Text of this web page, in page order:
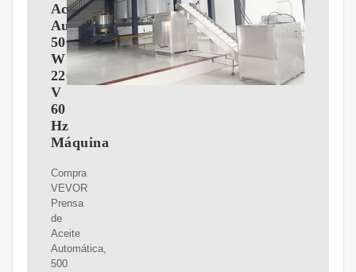
Aceite
Automática,
500
W
220
V
60
Hz
Máquina
Compra
VEVOR
Prensa
de
Aceite
Automática,
500